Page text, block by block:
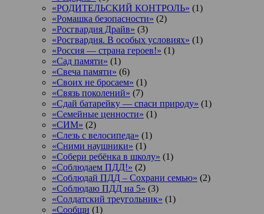
«РОДИТЕЛЬСКИЙ КОНТРОЛЬ» (1)
«Ромашка безопасности» (2)
«Росгвардия Драйв» (3)
«Росгвардия. В особых условиях» (1)
«Россия — страна героев!» (1)
«Сад памяти» (1)
«Свеча памяти» (6)
«Своих не бросаем» (1)
«Связь поколений» (7)
«Сдай батарейку — спаси природу» (1)
«Семейные ценности» (1)
«СИМ» (2)
«Слезь с велосипеда» (1)
«Сними наушники» (1)
«Собери ребёнка в школу» (1)
«Соблюдаем ПДД!» (2)
«Соблюдай ПДД – Сохрани семью» (2)
«Соблюдаю ПДД на 5» (3)
«Солдатский треугольник» (1)
«Сообщи (1)